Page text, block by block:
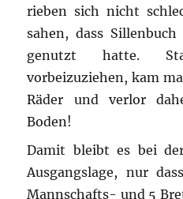
rieben sich nicht
sahen, dass
genutzt hatte.
vorbeizuziehen, kam
Räder und verlor
Boden!
Damit bleibt es bei
Ausgangslage, nur
Mannschafts- und 5